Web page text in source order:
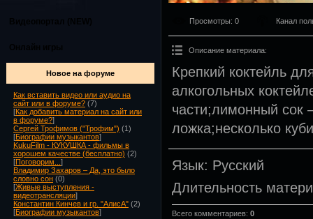
Новое на форуме
Как вставить видео или аудио на
сайт или в форуме? (7)
[Как добавить материал на сайт или
в форуме?]
Сергей Трофимов ("Трофим") (1)
[Биографии музыкантов]
KukuFilm - КУКУШКА - фильмы в
хорошем качестве (бесплатно) (2)
[Поговорим... ]
Владимир Захаров – Да, это было
словно сон (0)
[Живые выступления -
видеотрансляции]
Константин Кинчев и гр. "АлисА" (2)
[Биографии музыкантов]
Просмотры: 0 Канал
Описание материала:
Крепкий коктейль
алкогольных
части;лимонный сок
ложка;несколько
Язык: Русский
Длительность
Всего комментариев: 0